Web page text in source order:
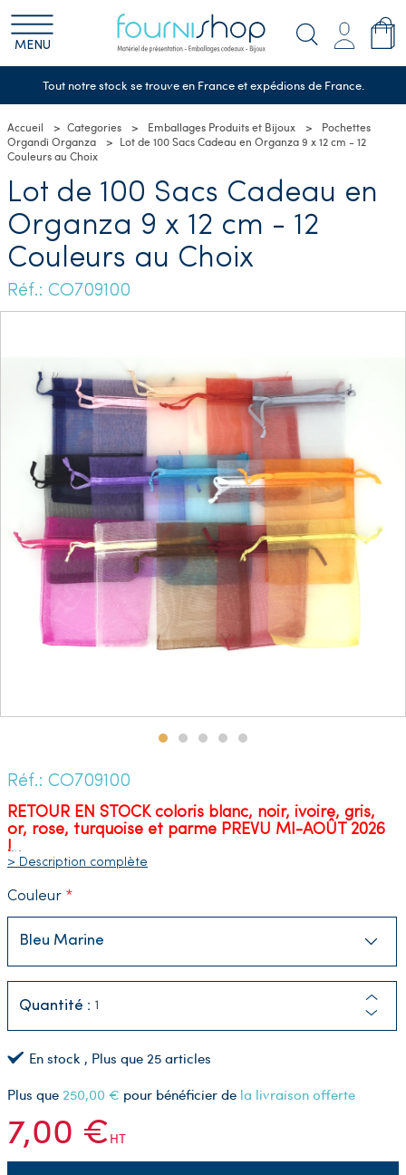
MENU
Tout notre stock se trouve en France et expédions de France.
Accueil Categories Emballages Produits et Bijoux
Pochettes
Organdi Organza
Lot de 100 Sacs Cadeau en Organza 9 x 12 cm - 12
Couleurs au Choix
Lot de 100 Sacs Cadeau en
Organza 9 x 12 cm - 12
Couleurs au Choix
Réf.: CO709100
Réf.: CO709100
RETOUR EN STOCK coloris blanc, noir, ivoire, gris,
or, rose, turquoise et parme PREVU MI-AOÛT 2026
!…
> Description complète
Couleur
Quantité :
En stock , Plus que 25 articles
Plus que 250,00 € pour bénéficier de la livraison offerte
7,00 €HT